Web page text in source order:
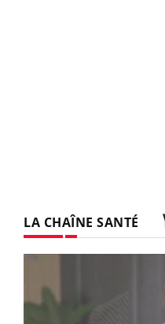
LA CHAÎNE SANTÉ